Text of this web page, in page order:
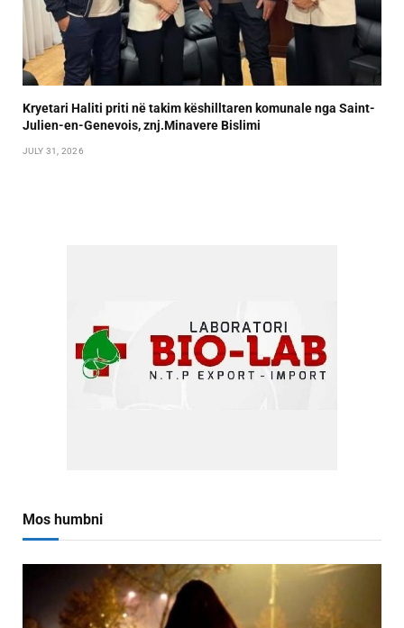
Kryetari Haliti priti në takim këshilltaren komunale nga Saint-
Julien-en-Genevois, znj.Minavere Bislimi
JULY 31, 2026
Mos humbni